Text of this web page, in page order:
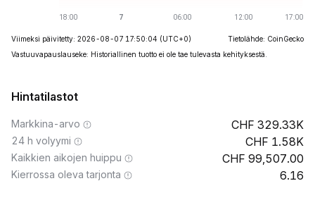
Viimeksi päivitetty: 2026-08-07 17:50:04 (UTC+0)
Tietolähde: CoinGecko
Vastuuvapauslauseke: Historiallinen tuotto ei ole tae tulevasta kehityksestä.
Hintatilastot
Markkina-arvo 329.33K
24 h volyymi 1.58K
Kaikkien aikojen huippu 99,507.00
Kierrossa oleva tarjonta 6.16